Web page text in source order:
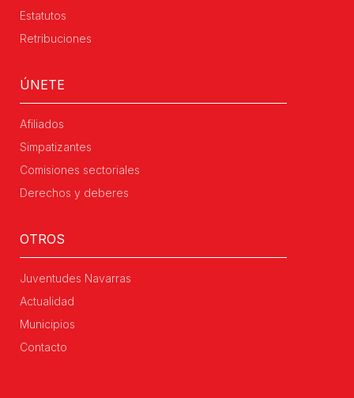
Estatutos
Retribuciones
ÚNETE
Afiliados
Simpatizantes
Comisiones sectoriales
Derechos y deberes
OTROS
Juventudes Navarras
Actualidad
Municipios
Contacto